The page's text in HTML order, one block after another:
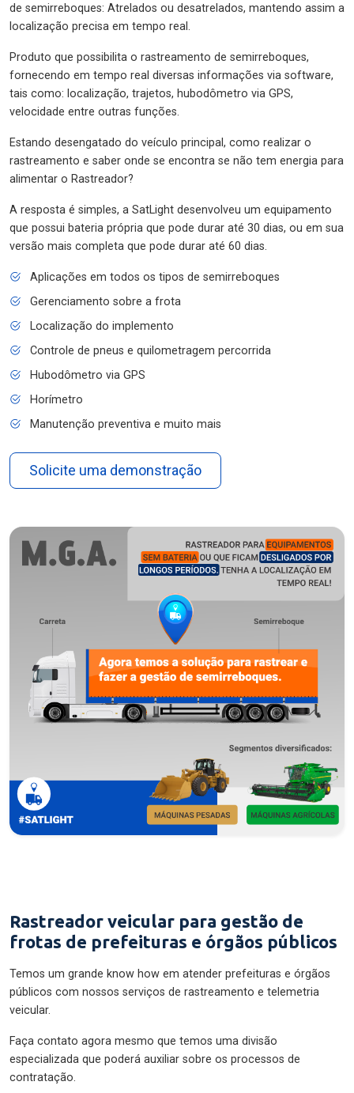
de semirreboques: Atrelados ou desatrelados, mantendo assim a
localização precisa em tempo real.
Produto que possibilita o rastreamento de semirreboques,
fornecendo em tempo real diversas informações via software,
tais como: localização, trajetos, hubodômetro via GPS,
velocidade entre outras funções.
Estando desengatado do veículo principal, como realizar o
rastreamento e saber onde se encontra se não tem energia para
alimentar o Rastreador?
A resposta é simples, a SatLight desenvolveu um equipamento
que possui bateria própria que pode durar até 30 dias, ou em sua
versão mais completa que pode durar até 60 dias.
Aplicações em todos os tipos de semirreboques
Gerenciamento sobre a frota
Localização do implemento
Controle de pneus e quilometragem percorrida
Hubodômetro via GPS
Horímetro
Manutenção preventiva e muito mais
Solicite uma demonstração
Rastreador veicular para gestão de
frotas de prefeituras e órgãos públicos
Temos um grande know how em atender prefeituras e órgãos
públicos com nossos serviços de rastreamento e telemetria
veicular.
Faça contato agora mesmo que temos uma divisão
especializada que poderá auxiliar sobre os processos de
contratação.